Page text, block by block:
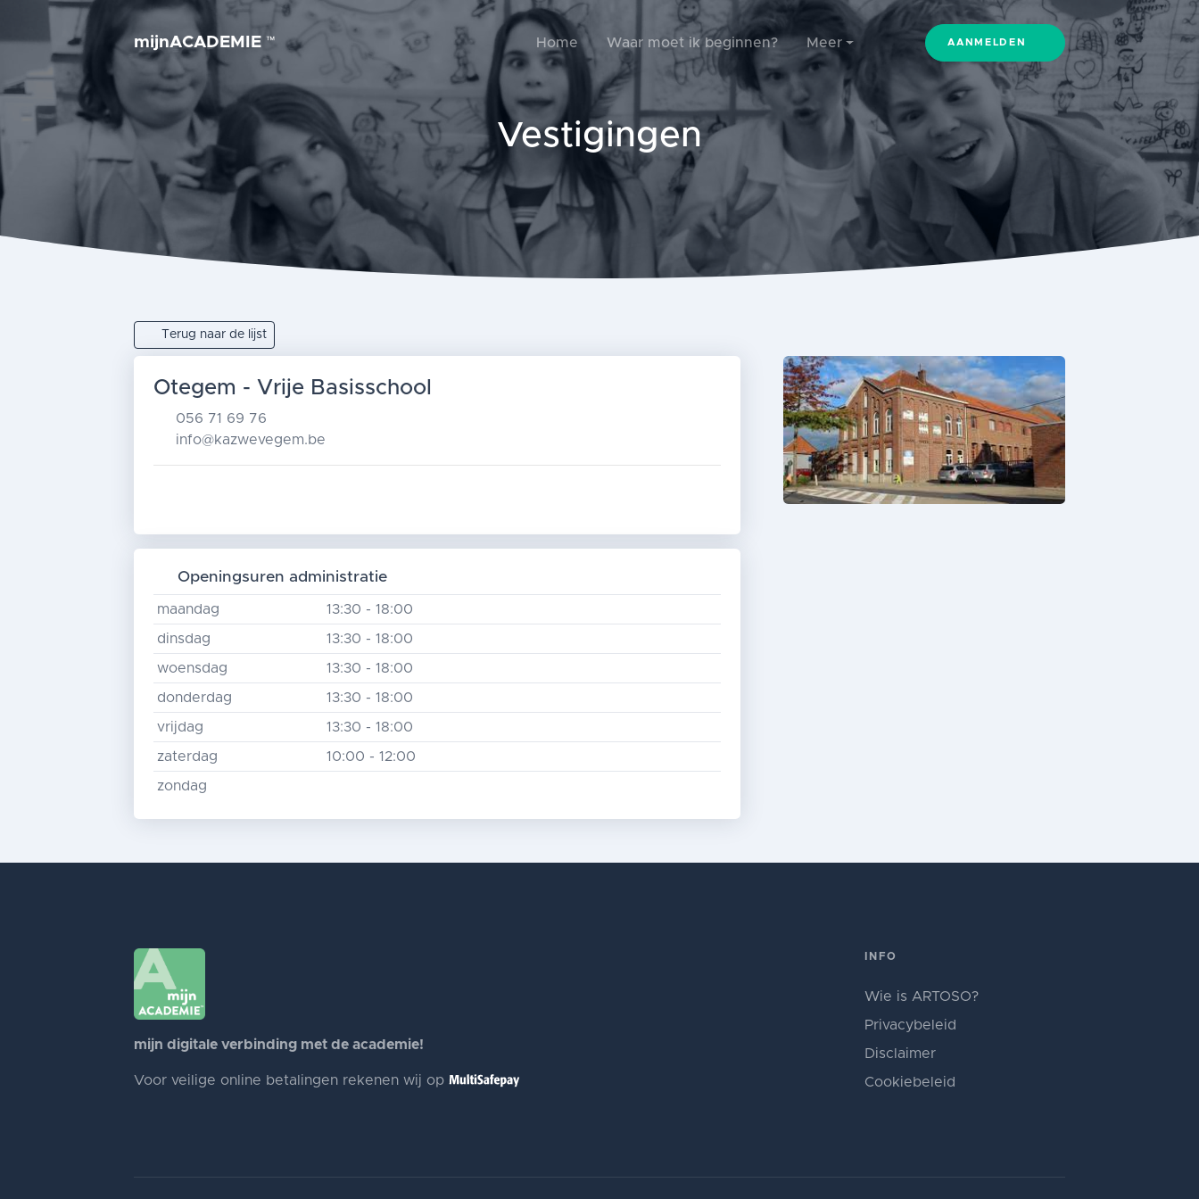
mijnACADEMIE ™ Home Waar moet ik beginnen? Meer AANMELDEN
Vestigingen
Terug naar de lijst
Otegem - Vrije Basisschool
056 71 69 76
info@kazwevegem.be
Openingsuren administratie
maandag 13:30 - 18:00
dinsdag 13:30 - 18:00
woensdag 13:30 - 18:00
donderdag 13:30 - 18:00
vrijdag 13:30 - 18:00
zaterdag 10:00 - 12:00
zondag
mijn digitale verbinding met de academie!
Voor veilige online betalingen rekenen wij op
INFO
Wie is ARTOSO?
Privacybeleid
Disclaimer
Cookiebeleid